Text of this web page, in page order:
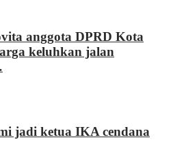
anggota DPRD Kota
keluhkan jalan
jadi ketua IKA cendana